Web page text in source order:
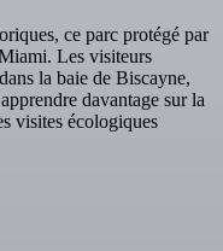
ce parc protégé par
Les visiteurs
la baie de Biscayne,
davantage sur la
visites écologiques